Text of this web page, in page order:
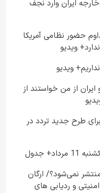
ایران وارد نجف
حضور نظامی آمریکا
ویدیو
ویدیو
از من خواستند از
طرح جدید تردد در
جدول
نمی‌شود؟/ ارگان
و ردیابی های